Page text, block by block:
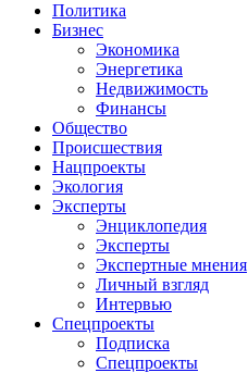
Политика
Бизнес
Экономика
Энергетика
Недвижимость
Финансы
Общество
Происшествия
Нацпроекты
Экология
Эксперты
Энциклопедия
Эксперты
Экспертные мнения
Личный взгляд
Интервью
Спецпроекты
Подписка
Спецпроекты